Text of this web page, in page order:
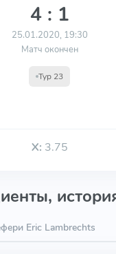
4 : 1
25.01.2020, 19:30
Матч окончен
Тур 23
Х: 3.75
Eric Lambrechts